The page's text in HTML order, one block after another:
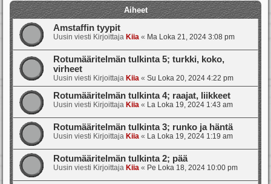
Aiheet
Amstaffin tyypit
Uusin viesti Kirjoittaja Kiia « Ma Loka 21, 2024 3:08 pm
Rotumääritelmän tulkinta 5; turkki, koko,
virheet
Uusin viesti Kirjoittaja Kiia « Su Loka 20, 2024 4:22 pm
Rotumääritelmän tulkinta 4; raajat, liikkeet
Uusin viesti Kirjoittaja Kiia « La Loka 19, 2024 1:43 am
Rotumääritelmän tulkinta 3; runko ja häntä
Uusin viesti Kirjoittaja Kiia « La Loka 19, 2024 1:19 am
Rotumääritelmän tulkinta 2; pää
Uusin viesti Kirjoittaja Kiia « Pe Loka 18, 2024 10:00 pm